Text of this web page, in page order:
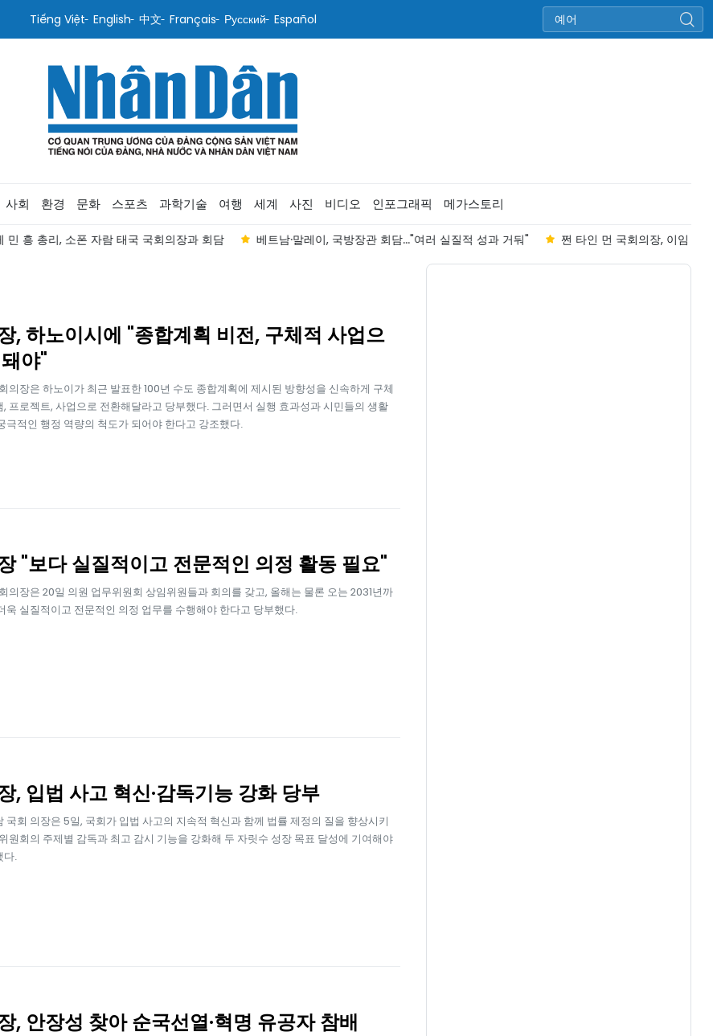
Tiếng Việt English 中文 Français Русский Español
사회 환경 문화 스포츠 과학기술 여행 세계 사진 비디오 인포그래픽 메가스토리
흥 총리, 소폰 자람 태국 국회의장과 회담 베트남·말레이, 국방장관 회담..."여러 실질적 성과 거둬" 쩐 타인 먼 국회의장, 이임 말레
, 하노이시에 "종합계획 비전, 구체적 사업으
야"
의장은 하노이가 최근 발표한 100년 수도 종합계획에 제시된 방향성을 신속하게 구체
, 프로젝트, 사업으로 전환해달라고 당부했다. 그러면서 실행 효과성과 시민들의 생활
극적인 행정 역량의 척도가 되어야 한다고 강조했다.
"보다 실질적이고 전문적인 의정 활동 필요"
의장은 20일 의원 업무위원회 상임위원들과 회의를 갖고, 올해는 물론 오는 2031년까
욱 실질적이고 전문적인 의정 업무를 수행해야 한다고 당부했다.
, 입법 사고 혁신·감독기능 강화 당부
국회 의장은 5일, 국회가 입법 사고의 지속적 혁신과 함께 법률 제정의 질을 향상시키
원회의 주제별 감독과 최고 감시 기능을 강화해 두 자릿수 성장 목표 달성에 기여해야
다.
, 안장성 찾아 순국선열·혁명 유공자 참배